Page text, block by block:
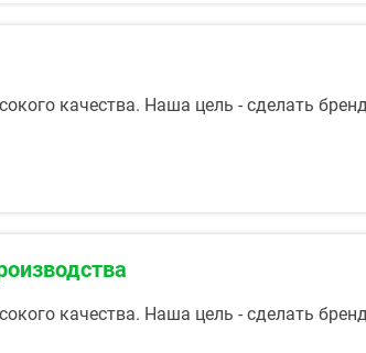
качества. Наша цель - сделать
качества. Наша цель - сделать